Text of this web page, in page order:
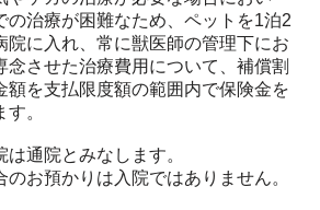
の治療が困難なため、ペットを1泊2
院に入れ、常に獣医師の管理下にお
念させた治療費用について、補償割
額を支払限度額の範囲内で保険金を
。
通院とみなします。
お預かりは入院ではありません。